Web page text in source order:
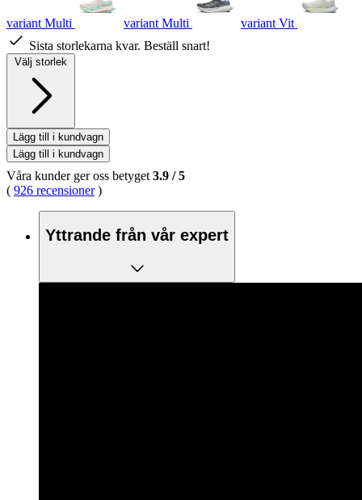
variant Multi variant Multi
variant Vit
Sista storlekarna kvar. Beställ snart!
Välj storlek
Lägg till i kundvagn
Lägg till i kundvagn
Våra kunder ger oss betyget 3.9 /5
( 926 recensioner)
Yttrande från vår expert